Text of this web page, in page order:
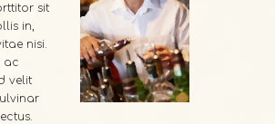
sit
in,
nisi.
ac
velit